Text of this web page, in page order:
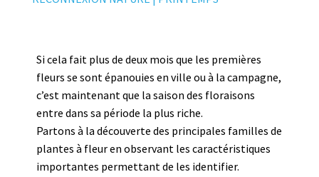
Si cela fait plus de deux mois que les premières
fleurs se sont épanouies en ville ou à la campagne,
c’est maintenant que la saison des floraisons
entre dans sa période la plus riche.
Partons à la découverte des principales familles de
plantes à fleur en observant les caractéristiques
importantes permettant de les identifier.